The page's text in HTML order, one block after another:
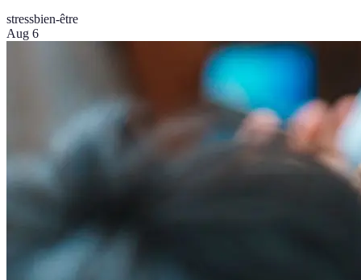
stressbien-être
Aug 6